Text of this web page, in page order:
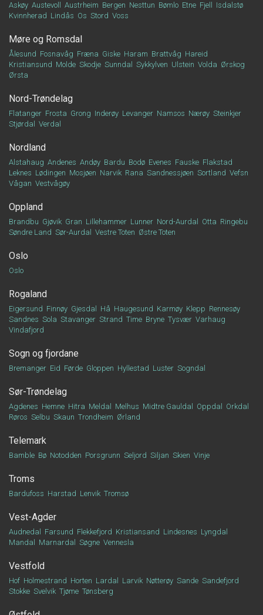
Askøy Austevoll Austrheim Bergen Nesttun Bømlo Etne Fjell
Isdalstø
Kvinnherad Lindås Os Stord Voss
Møre og Romsdal
Ålesund Fosnavåg Fræna Giske Haram Brattvåg Hareid
Kristiansund Molde Skodje Sunndal Sykkylven Ulstein Volda Ørskog
Ørsta
Nord-Trøndelag
Flatanger Frosta Grong Inderøy Levanger Namsos Nærøy Steinkjer
Stjørdal
Verdal
Nordland
Alstahaug Andenes Andøy Bardu Bodø Evenes Fauske Flakstad
Leknes Lødingen Mosjøen Narvik Rana Sandnessjøen Sortland Vefsn
Vågan Vestvågøy
Oppland
Brandbu Gjøvik Gran Lillehammer Lunner Nord-Aurdal Otta Ringebu
Søndre Land Sør-Aurdal Vestre Toten Østre Toten
Oslo
Oslo
Rogaland
Eigersund Finnøy Gjesdal Hå Haugesund Karmøy Klepp Rennesøy
Sandnes Sola Stavanger Strand Time Bryne Tysvær Varhaug
Vindafjord
Sogn og fjordane
Bremanger Eid Førde Gloppen Hyllestad Luster Sogndal
Sør-Trøndelag
Agdenes Hemne Hitra Meldal Melhus Midtre Gauldal Oppdal
Orkdal
Røros Selbu Skaun Trondheim Ørland
Telemark
Bamble Bø Notodden Porsgrunn Seljord Siljan Skien Vinje
Troms
Bardufoss Harstad Lenvik Tromsø
Vest-Agder
Audnedal Farsund Flekkefjord Kristiansand Lindesnes Lyngdal
Mandal
Marnardal Søgne Vennesla
Vestfold
Hof Holmestrand Horten Lardal Larvik Nøtterøy Sande Sandefjord
Stokke Svelvik Tjøme Tønsberg